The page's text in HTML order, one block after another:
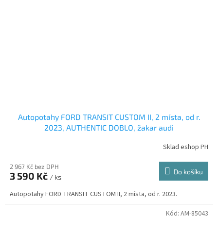
Autopotahy FORD TRANSIT CUSTOM II, 2 místa, od r.
2023, AUTHENTIC DOBLO, žakar audi
Sklad eshop PH
2 967 Kč bez DPH
3 590 Kč / ks
Do košíku
Autopotahy FORD TRANSIT CUSTOM II, 2 místa, od r. 2023.
Kód: AM-85043